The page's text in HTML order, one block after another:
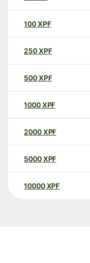
100XPF
250XPF
500XPF
1000XPF
2000XPF
5000XPF
10000 XPF